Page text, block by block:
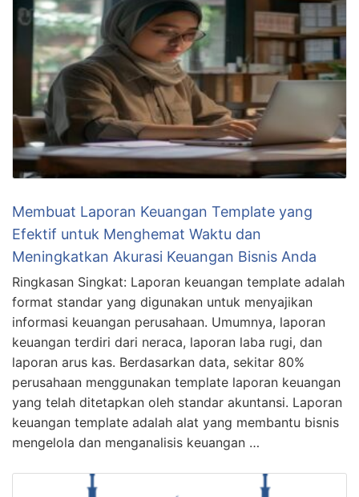
Membuat Laporan Keuangan Template yang
Efektif untuk Menghemat Waktu dan
Meningkatkan Akurasi Keuangan Bisnis Anda
Ringkasan Singkat: Laporan keuangan template adalah
format standar yang digunakan untuk menyajikan
informasi keuangan perusahaan. Umumnya, laporan
keuangan terdiri dari neraca, laporan laba rugi, dan
laporan arus kas. Berdasarkan data, sekitar 80%
perusahaan menggunakan template laporan keuangan
yang telah ditetapkan oleh standar akuntansi. Laporan
keuangan template adalah alat yang membantu bisnis
mengelola dan menganalisis keuangan …